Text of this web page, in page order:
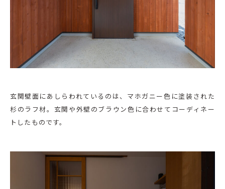
玄関壁面にあしらわれているのは、マホガニー色に塗装された
杉のラフ材。玄関や外壁のブラウン色に合わせてコーディネー
トしたものです。